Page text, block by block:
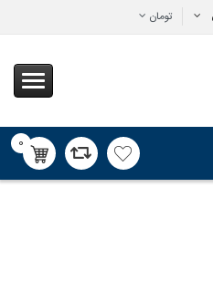
تومان
0